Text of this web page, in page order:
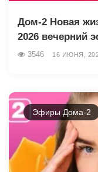
Дом-2 Новая
2026 вечерний
3546 16 ИЮНЯ,
Эфиры Дома-2